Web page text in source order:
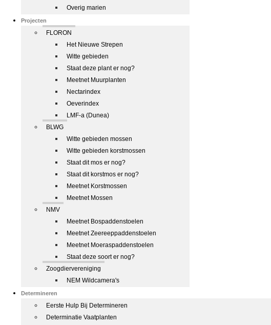
Overig marien
Projecten
FLORON
Het Nieuwe Strepen
Witte gebieden
Staat deze plant er nog?
Meetnet Muurplanten
Nectarindex
Oeverindex
LMF-a (Dunea)
BLWG
Witte gebieden mossen
Witte gebieden korstmossen
Staat dit mos er nog?
Staat dit korstmos er nog?
Meetnet Korstmossen
Meetnet Mossen
NMV
Meetnet Bospaddenstoelen
Meetnet Zeereeppaddenstoelen
Meetnet Moeraspaddenstoelen
Staat deze soort er nog?
Zoogdiervereniging
NEM Wildcamera's
Determineren
Eerste Hulp Bij Determineren
Determinatie Vaatplanten